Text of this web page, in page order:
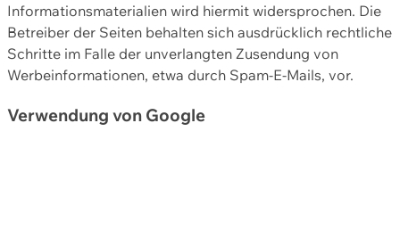
Informationsmaterialien wird hiermit widersprochen. Die
Betreiber der Seiten behalten sich ausdrücklich rechtliche
Schritte im Falle der unverlangten Zusendung von
Werbeinformationen, etwa durch Spam-E-Mails, vor.
Verwendung von Google